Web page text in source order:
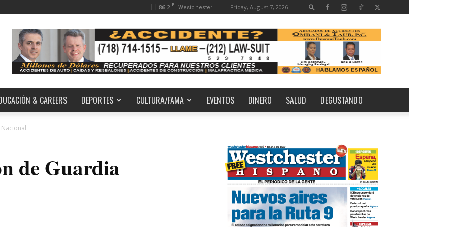
86.2 F Westchester Friday, August 7, 2026
& CAREERS DEPORTES CULTURA/FAMA EVENTOS DINERO SALUD DEGUSTANDO
de Guardia